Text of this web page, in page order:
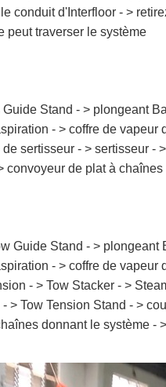
conduit d'Interfloor - >
peut traverser le système
Stand - > plongeant
- > coffre de vapeur
sertisseur - > sertisseur -
convoyeur de plat à chaînes
Guide Stand - > plongeant
- > coffre de vapeur
- > Tow Stacker - >
> Tow Tension Stand - >
donnant le système -